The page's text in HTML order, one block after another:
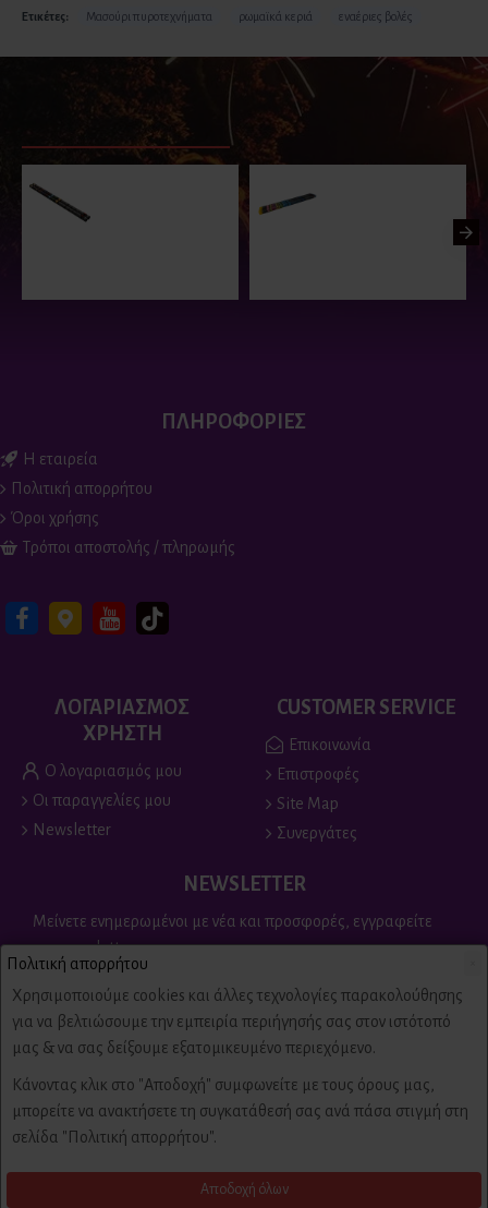
Ετικέτες: Μασούρι πυροτεχνήματα ρωμαϊκά κεριά εναέριες βολές
ΠΑΡΟΜΟΙΑ ΠΡΟΪΟΝΤΑ ΕΙΔΑΤΕ ΠΡΟΣΦΑΤΑ
ΠΛΗΡΟΦΟΡΙΕΣ
Η εταιρεία
Πολιτική απορρήτου
Όροι χρήσης
Τρόποι αποστολής / πληρωμής
ΛΟΓΑΡΙΑΣΜΟΣ
ΧΡΗΣΤΗ
Ο λογαριασμός μου
Οι παραγγελίες μου
Newsletter
CUSTOMER SERVICE
Επικοινωνία
Επιστροφές
Site Map
Συνεργάτες
NEWSLETTER
Μείνετε ενημερωμένοι με νέα και προσφορές, εγγραφείτε
στο newsletter
Send
Πολιτική απορρήτου & όροι χρήσης
Copyright © 2022, Πυροτεχνήματα
Πολιτική απορρήτου
Χρησιμοποιούμε cookies και άλλες τεχνολογίες παρακολούθησης
για να βελτιώσουμε την εμπειρία περιήγησής σας στον ιστότοπό
μας & να σας δείξουμε εξατομικευμένο περιεχόμενο.
Κάνοντας κλικ στο "Αποδοχή" συμφωνείτε με τους όρους μας,
μπορείτε να ανακτήσετε τη συγκατάθεσή σας ανά πάσα στιγμή στη
σελίδα "Πολιτική απορρήτου".
Αποδοχή όλων